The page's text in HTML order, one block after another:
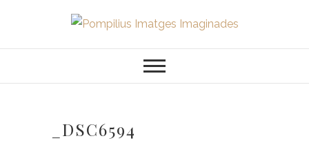
contenido
Pompilius
Imatges
Imaginades
_DSC6594